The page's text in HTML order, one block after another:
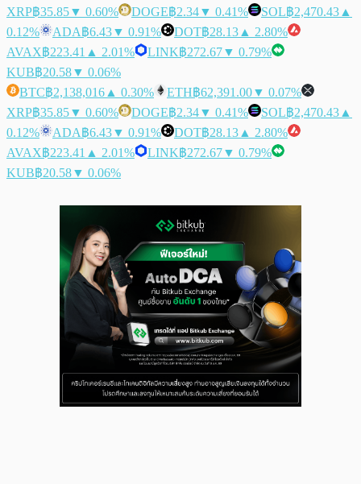
XRP฿35.85▼ 0.60% DOGE฿2.34▼ 0.41% SOL฿2,470.43 ▲
0.12%
ADA฿6.43▼ 0.91% DOT฿28.13 ▲ 2.80%
AVAX฿223.41 ▲ 2.01% LINK฿272.67▼ 0.79%
KUB฿20.58▼ 0.06%
BTC฿2,138,016 ▲ 0.30% ETH฿62,391.00▼ 0.07%
XRP฿35.85▼ 0.60% DOGE฿2.34▼ 0.41% SOL฿2,470.43 ▲
0.12%
ADA฿6.43▼ 0.91% DOT฿28.13 ▲ 2.80%
AVAX฿223.41 ▲ 2.01% LINK฿272.67▼ 0.79%
KUB฿20.58▼ 0.06%